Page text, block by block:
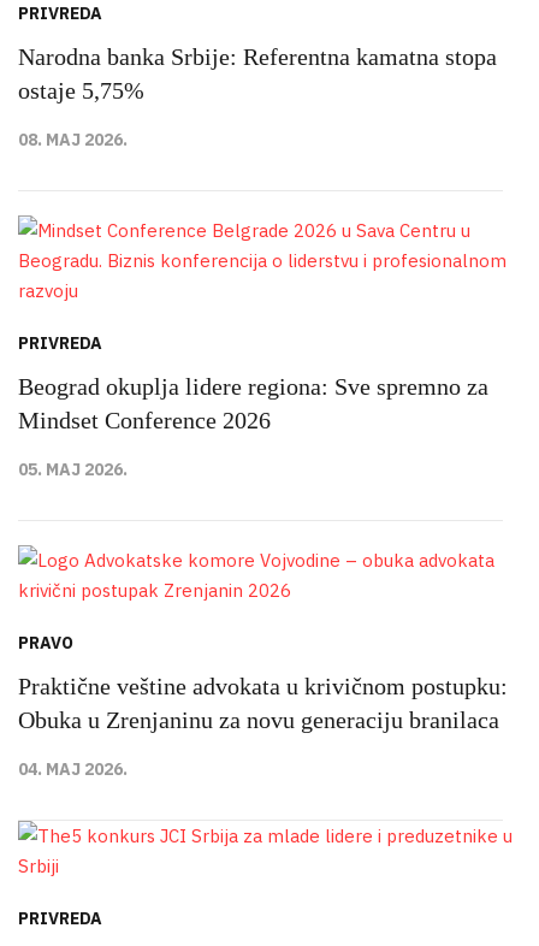
PRIVREDA
Narodna banka Srbije: Referentna kamatna stopa
ostaje 5,75%
08. MAJ 2026.
PRIVREDA
Beograd okuplja lidere regiona: Sve spremno za
Mindset Conference 2026
05. MAJ 2026.
PRAVO
Praktične veštine advokata u krivičnom postupku:
Obuka u Zrenjaninu za novu generaciju branilaca
04. MAJ 2026.
PRIVREDA